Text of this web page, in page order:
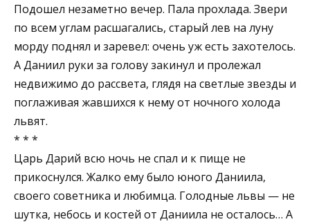
Подошел незаметно вечер. Пала прохлада. Звери
по всем углам расшагались, старый лев на луну
морду поднял и заревел: очень уж есть захотелось.
А Даниил руки за голову закинул и пролежал
недвижимо до рассвета, глядя на светлые звезды и
поглаживая жавшихся к нему от ночного холода
львят.
* * *
Царь Дарий всю ночь не спал и к пище не
прикоснулся. Жалко ему было юного Даниила,
своего советника и любимца. Голодные львы — не
шутка, небось и костей от Даниила не осталось… А